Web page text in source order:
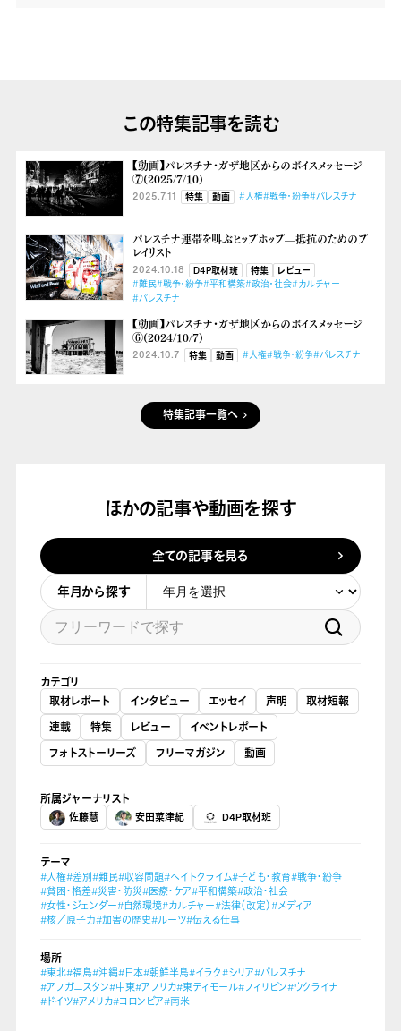
この特集記事を読む
【動画】パレスチナ・ガザ地区からのボイスメッセージ
⑦(2025/7/10)
2025.7.11 特集 動画 #人権#戦争・紛争#パレスチナ
パレスチナ連帯を叫ぶヒップホップ––抵抗のためのプ
レイリスト
2024.10.18 D4P取材班 特集
レビュー
#難民#戦争・紛争#平和構築#政治・社会#カルチャー
#パレスチナ
【動画】パレスチナ・ガザ地区からのボイスメッセージ
⑥(2024/10/7)
2024.10.7 特集 動画 #人権#戦争・紛争#パレスチナ
特集記事一覧へ
ほかの記事や動画を探す
全ての記事を見る
年月から探す
カテゴリ
取材レポート
インタビュー エッセイ 声明
取材短報
連載
特集 レビュー
イベントレポート
フォトストーリーズ
フリーマガジン 動画
所属ジャーナリスト
佐藤慧 安田菜津紀 D4P取材班
テーマ
#人権#差別#難民#収容問題#ヘイトクライム#子ども・教育#戦争・紛争
#貧困・格差#災害・防災#医療・ケア#平和構築#政治・社会
#女性・ジェンダー#自然環境#カルチャー#法律（改定）#メディア
#核／原子力#加害の歴史#ルーツ#伝える仕事
場所
#東北#福島#沖縄#日本#朝鮮半島#イラク#シリア#パレスチナ
#アフガニスタン#中東#アフリカ#東ティモール#フィリピン#ウクライナ
#ドイツ#アメリカ#コロンビア#南米